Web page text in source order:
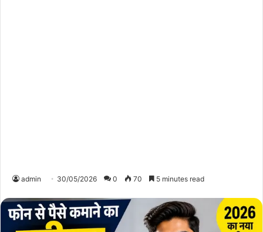
admin 30/05/2026 0 70 5 minutes read